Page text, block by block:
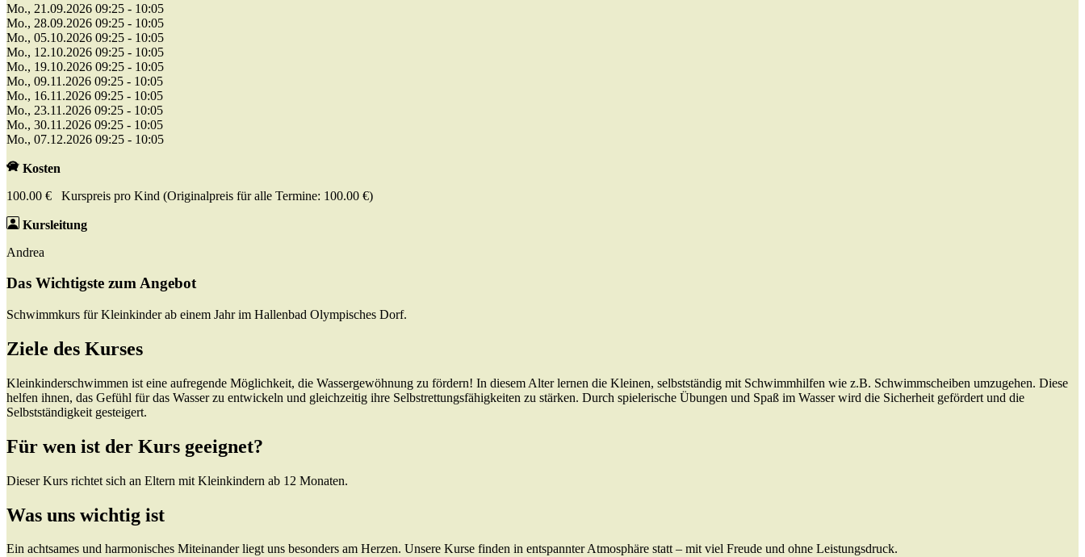
Mo., 21.09.2026 09:25 - 10:05
Mo., 28.09.2026 09:25 - 10:05
Mo., 05.10.2026 09:25 - 10:05
Mo., 12.10.2026 09:25 - 10:05
Mo., 19.10.2026 09:25 - 10:05
Mo., 09.11.2026 09:25 - 10:05
Mo., 16.11.2026 09:25 - 10:05
Mo., 23.11.2026 09:25 - 10:05
Mo., 30.11.2026 09:25 - 10:05
Mo., 07.12.2026 09:25 - 10:05
Kosten
100.00 € Kurspreis pro Kind (Originalpreis für alle Termine: 100.00 €)
Kursleitung
Andrea
Das Wichtigste zum Angebot
Schwimmkurs für Kleinkinder ab einem Jahr im Hallenbad Olympisches Dorf.
Ziele des Kurses
Kleinkinderschwimmen ist eine aufregende Möglichkeit, die Wassergewöhnung zu fördern! In diesem Alter lernen die Kleinen, selbstständig mit Schwimmhilfen wie z.B. Schwimmscheiben umzugehen. Diese
helfen ihnen, das Gefühl für das Wasser zu entwickeln und gleichzeitig ihre Selbstrettungsfähigkeiten zu stärken. Durch spielerische Übungen und Spaß im Wasser wird die Sicherheit gefördert und die
Selbstständigkeit gesteigert.
Für wen ist der Kurs geeignet?
Dieser Kurs richtet sich an Eltern mit Kleinkindern ab 12 Monaten.
Was uns wichtig ist
Ein achtsames und harmonisches Miteinander liegt uns besonders am Herzen. Unsere Kurse finden in entspannter Atmosphäre statt – mit viel Freude und ohne Leistungsdruck.